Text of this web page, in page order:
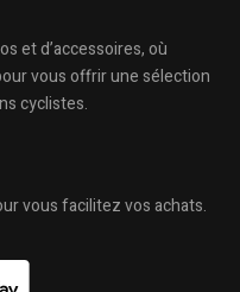
et d’accessoires, où
vous offrir une sélection
cyclistes.
vous facilitez vos achats.